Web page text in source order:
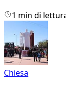
1 min di
Chiesa